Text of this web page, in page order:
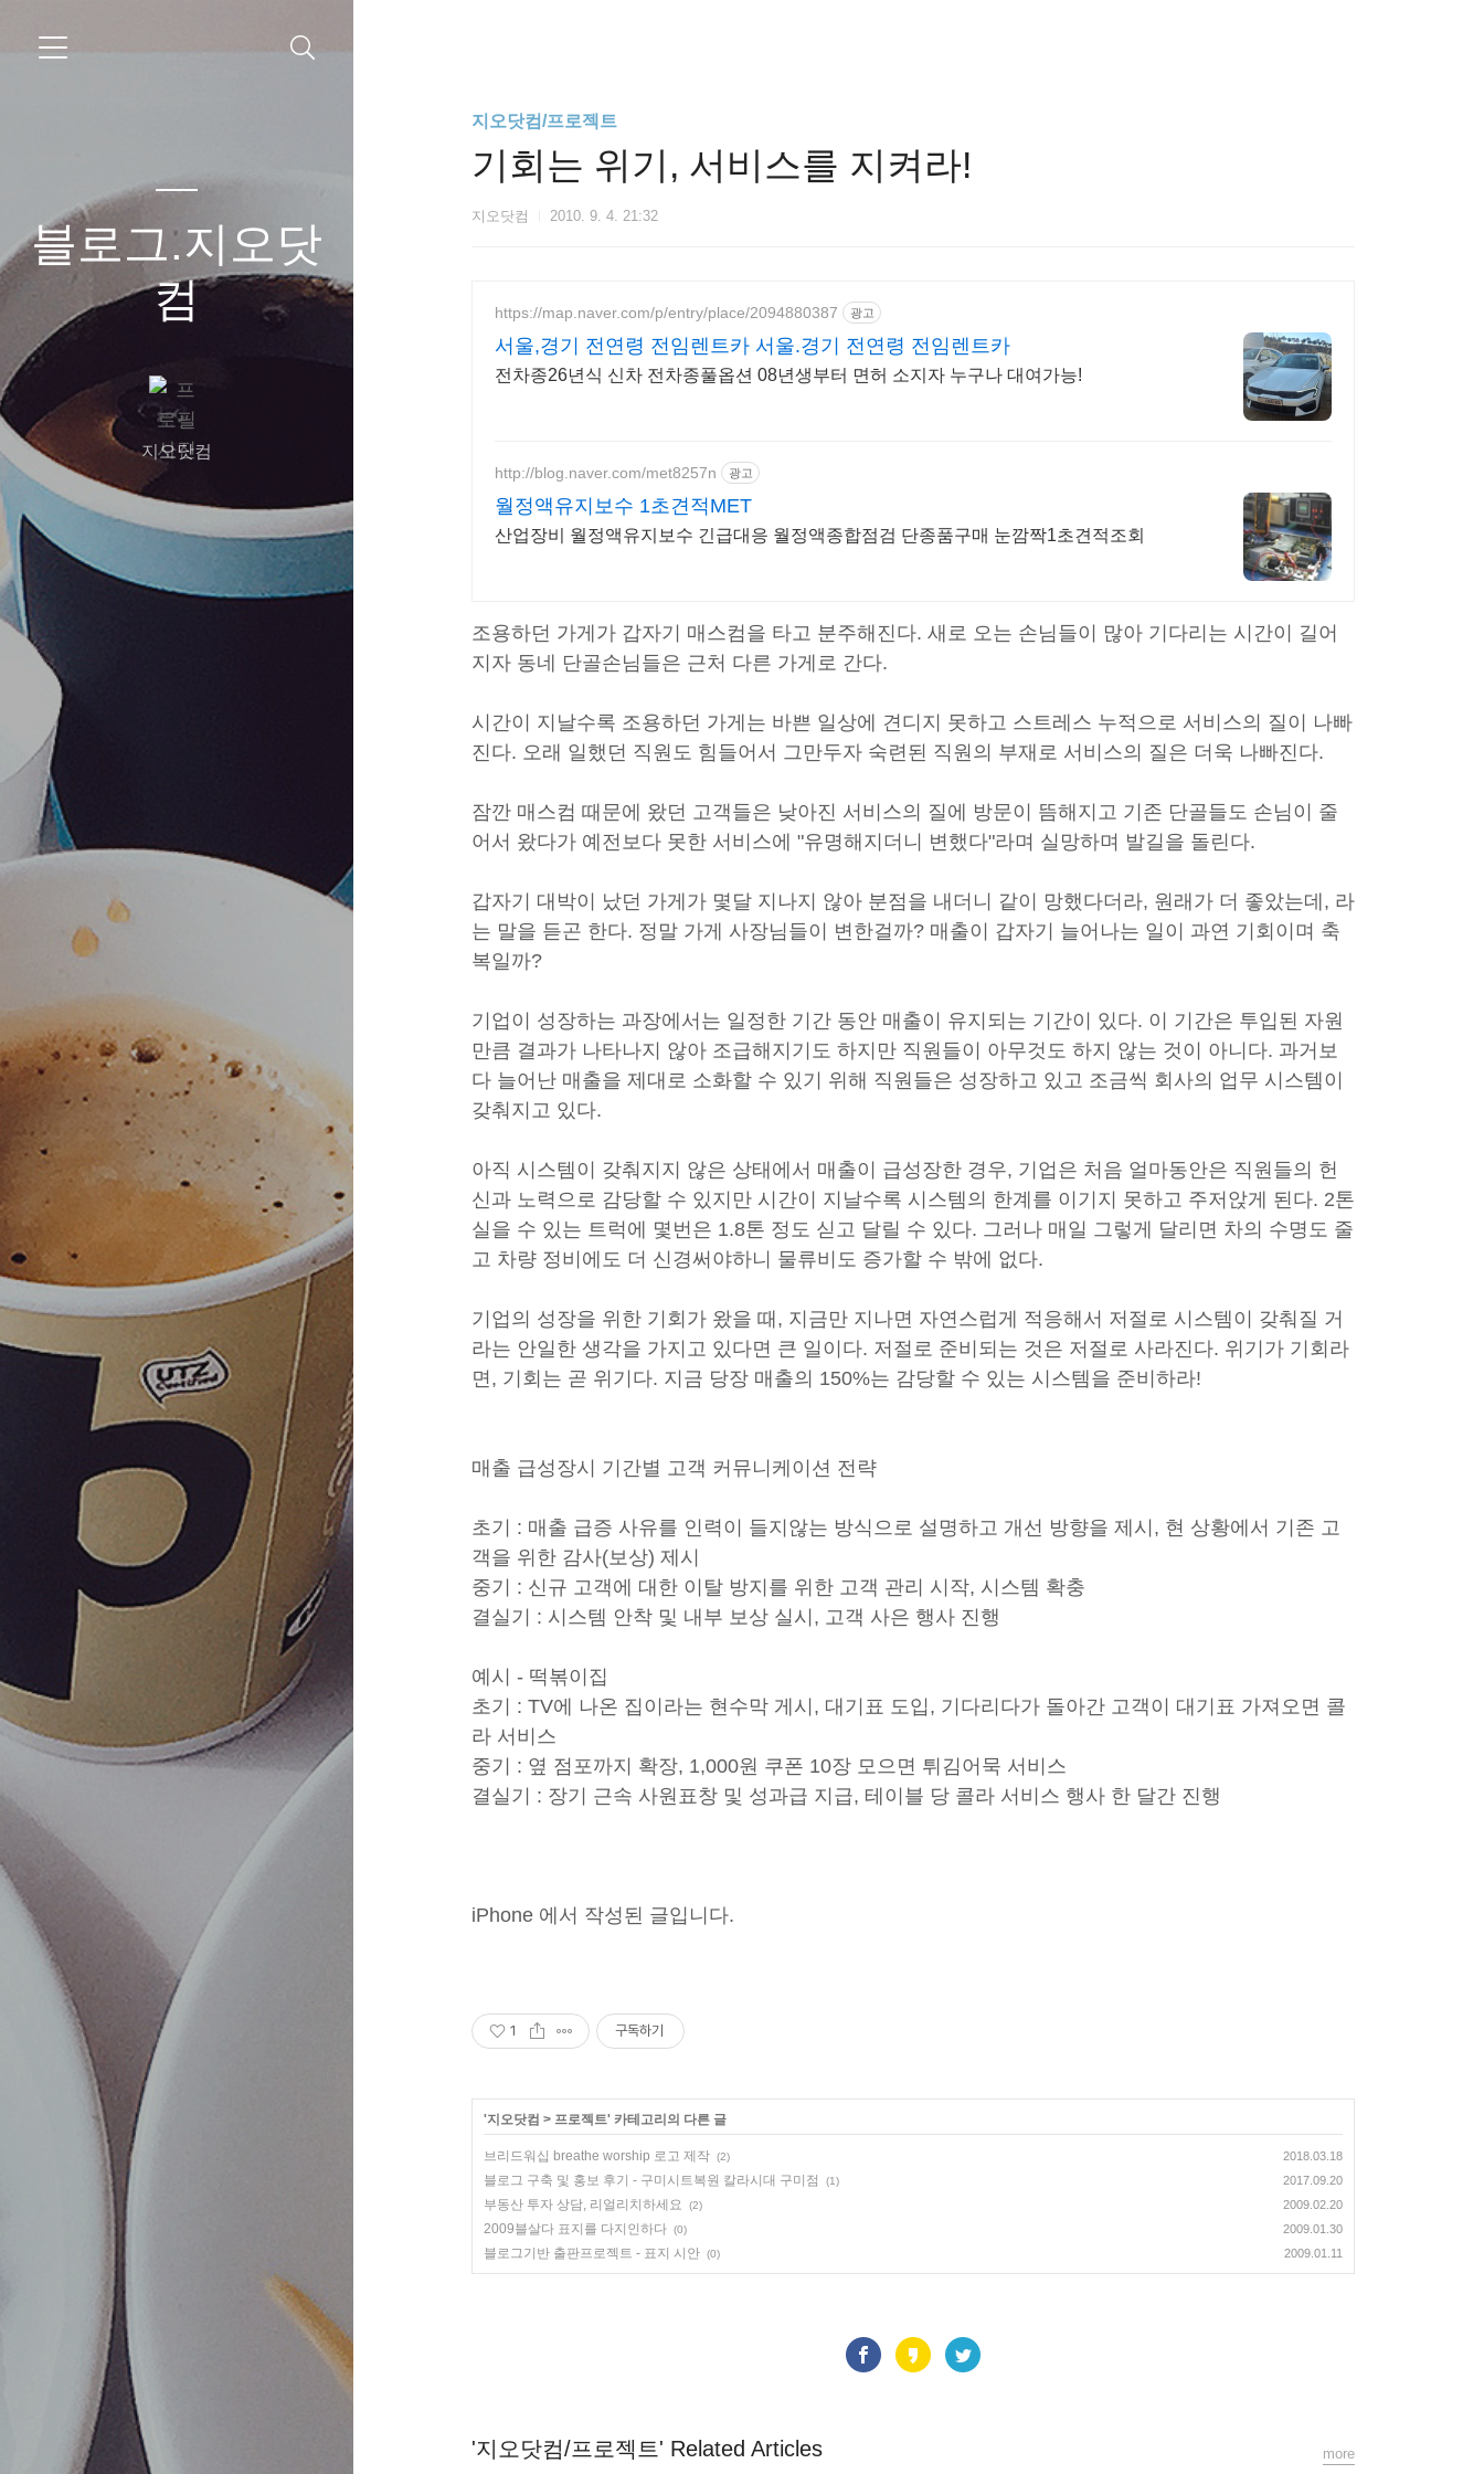
블로그.지오닷
컴
지오닷컴
지오닷컴/프로젝트
기회는 위기, 서비스를 지켜라!
지오닷컴 2010. 9. 4. 21:32
https://map.naver.com/p/entry/place/2094880387 광고
서울,경기 전연령 전임렌트카 서울.경기 전연령 전임렌트카
전차종26년식 신차 전차종풀옵션 08년생부터 면허 소지자 누구나 대여가능!
http://blog.naver.com/met8257n 광고
월정액유지보수 1초견적MET
산업장비 월정액유지보수 긴급대응 월정액종합점검 단종품구매 눈깜짝1초견적조회
조용하던 가게가 갑자기 매스컴을 타고 분주해진다. 새로 오는 손님들이 많아 기다리는 시간이 길어
지자 동네 단골손님들은 근처 다른 가게로 간다.
시간이 지날수록 조용하던 가게는 바쁜 일상에 견디지 못하고 스트레스 누적으로 서비스의 질이 나빠
진다. 오래 일했던 직원도 힘들어서 그만두자 숙련된 직원의 부재로 서비스의 질은 더욱 나빠진다.
잠깐 매스컴 때문에 왔던 고객들은 낮아진 서비스의 질에 방문이 뜸해지고 기존 단골들도 손님이 줄
어서 왔다가 예전보다 못한 서비스에 "유명해지더니 변했다"라며 실망하며 발길을 돌린다.
갑자기 대박이 났던 가게가 몇달 지나지 않아 분점을 내더니 같이 망했다더라, 원래가 더 좋았는데, 라
는 말을 듣곤 한다. 정말 가게 사장님들이 변한걸까? 매출이 갑자기 늘어나는 일이 과연 기회이며 축
복일까?
기업이 성장하는 과장에서는 일정한 기간 동안 매출이 유지되는 기간이 있다. 이 기간은 투입된 자원
만큼 결과가 나타나지 않아 조급해지기도 하지만 직원들이 아무것도 하지 않는 것이 아니다. 과거보
다 늘어난 매출을 제대로 소화할 수 있기 위해 직원들은 성장하고 있고 조금씩 회사의 업무 시스템이
갖춰지고 있다.
아직 시스템이 갖춰지지 않은 상태에서 매출이 급성장한 경우, 기업은 처음 얼마동안은 직원들의 헌
신과 노력으로 감당할 수 있지만 시간이 지날수록 시스템의 한계를 이기지 못하고 주저앉게 된다. 2톤
실을 수 있는 트럭에 몇번은 1.8톤 정도 싣고 달릴 수 있다. 그러나 매일 그렇게 달리면 차의 수명도 줄
고 차량 정비에도 더 신경써야하니 물류비도 증가할 수 밖에 없다.
기업의 성장을 위한 기회가 왔을 때, 지금만 지나면 자연스럽게 적응해서 저절로 시스템이 갖춰질 거
라는 안일한 생각을 가지고 있다면 큰 일이다. 저절로 준비되는 것은 저절로 사라진다. 위기가 기회라
면, 기회는 곧 위기다. 지금 당장 매출의 150%는 감당할 수 있는 시스템을 준비하라!
매출 급성장시 기간별 고객 커뮤니케이션 전략
초기 : 매출 급증 사유를 인력이 들지않는 방식으로 설명하고 개선 방향을 제시, 현 상황에서 기존 고
객을 위한 감사(보상) 제시
중기 : 신규 고객에 대한 이탈 방지를 위한 고객 관리 시작, 시스템 확충
결실기 : 시스템 안착 및 내부 보상 실시, 고객 사은 행사 진행
예시 - 떡볶이집
초기 : TV에 나온 집이라는 현수막 게시, 대기표 도입, 기다리다가 돌아간 고객이 대기표 가져오면 콜
라 서비스
중기 : 옆 점포까지 확장, 1,000원 쿠폰 10장 모으면 튀김어묵 서비스
결실기 : 장기 근속 사원표창 및 성과급 지급, 테이블 당 콜라 서비스 행사 한 달간 진행
iPhone 에서 작성된 글입니다.
1 구독하기
'지오닷컴 > 프로젝트' 카테고리의 다른 글
브리드워십 breathe worship 로고 제작 (2) 2018.03.18
블로그 구축 및 홍보 후기 - 구미시트복원 칼라시대 구미점 (1) 2017.09.20
부동산 투자 상담, 리얼리치하세요 (2) 2009.02.20
2009블살다 표지를 다지인하다 (0) 2009.01.30
블로그기반 출판프로젝트 - 표지 시안 (0) 2009.01.11
'지오닷컴/프로젝트' Related Articles more